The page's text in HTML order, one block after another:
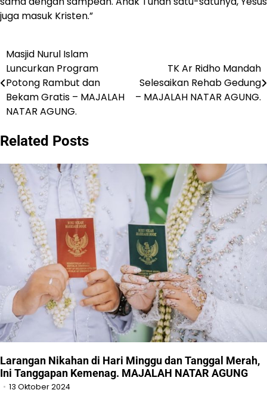
juga masuk Kristen.”
Navigasi
pos
Masjid Nurul Islam
Luncurkan Program
Potong Rambut dan
Bekam Gratis – MAJALAH
NATAR AGUNG.
TK Ar Ridho Mandah
Selesaikan Rehab Gedung
– MAJALAH NATAR AGUNG.
Related Posts
Larangan Nikahan di Hari Minggu dan Tanggal Merah,
Ini Tanggapan Kemenag. MAJALAH NATAR AGUNG
13 Oktober 2024